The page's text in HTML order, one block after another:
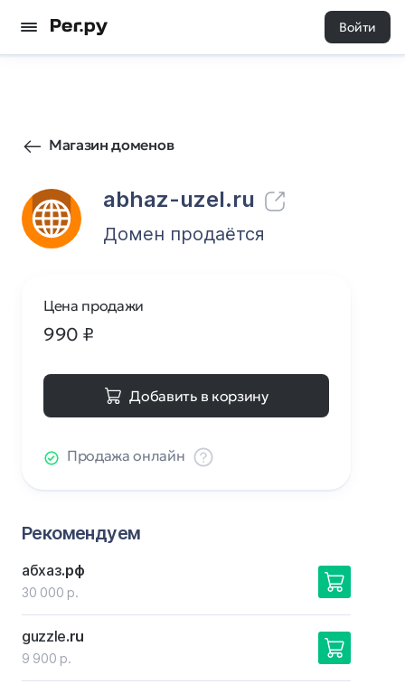
Войти
Магазин доменов
abhaz-uzel.ru
4 0
Домен продаётся
Цена продажи
990 ₽
Добавить в корзину
Продажа онлайн
Рекомендуем
абхаз.рф
30 000 р.
guzzle.ru
9 900 р.